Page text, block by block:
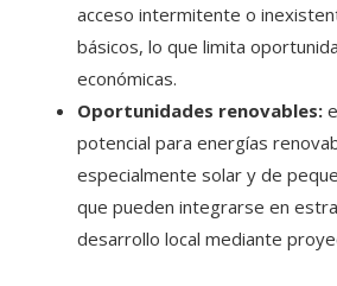
acceso intermitente o
básicos, lo que limita
económicas.
Oportunidades renovables:
potencial para energías
especialmente solar y de
que pueden integrarse en
desarrollo local mediante